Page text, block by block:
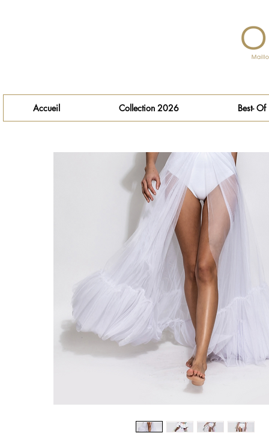
Accueil Collection 2026 Best- Of